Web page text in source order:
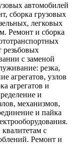
автомобилей
сборка грузовых
легковых
Ремонт и сборка
резьбовых
с заменой
резка,
агрегатов, узлов
агрегатов и
и
механизмов,
и пайка
с
Ремонт и